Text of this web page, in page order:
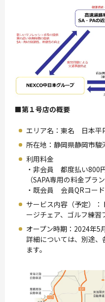
■第１号店の概要
エリア名：東名 日本平
所在地：静岡県静岡市
利用料金
・非会員 都度払い800
（SAPA専用の料金プラン
・既会員 会員QRコー
サービス内容（予定）
ージチェア、ゴルフ練習
オープン時期：2024年5
詳細については、別途、
ます。